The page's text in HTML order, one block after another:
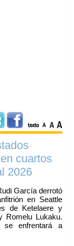
cuartos
2026
García derrotó
en Seattle
de Ketelaere y
Romelu Lukaku.
se enfrentará a